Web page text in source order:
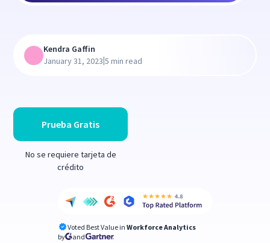
Prueba Gratis
No se requiere tarjeta de
crédito
Voted Best Value in Workforce Analytics
by
and
Kendra Gaffin
January 31, 2023|5 min read